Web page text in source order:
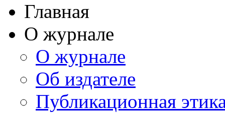
Главная
О журнале
О журнале
Об издателе
Публикационная